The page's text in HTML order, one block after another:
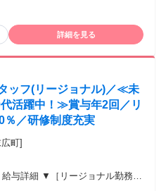
（家賃6万円の物件入居の場
当含む。実際の残業時間16.5ｈ）
賃6万円の物件入居の場合）
マネジメント職経験者(登録販売
39ｈ分時間外手当含む。実際の
当3万円込み（家賃6万円の物件
について】をご確認ください。
可能。研修や講習会もあり。 ※
きており、入社後活躍に繋がっ
らの応募や、第二新卒者も含め
詳細を見る
ッフ(リージョナル)／≪未
活躍中！≫賞与年2回／リ
％／研修制度充実
町]
給与詳細 ▼［リージョナル勤務］